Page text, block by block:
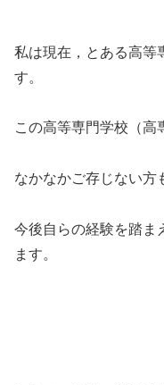
私は現在，とある高等
す。
この高等専門学校（高
なかなかご存じない方
今後自らの経験を踏ま
ます。